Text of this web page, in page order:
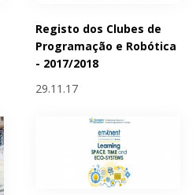
Registo dos Clubes de
Programação e Robótica
- 2017/2018
29.11.17